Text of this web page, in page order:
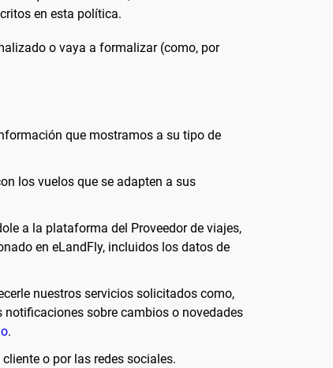
en esta política.
o vaya a formalizar (como, por
que mostramos a su tipo de
los vuelos que se adapten a sus
a la plataforma del Proveedor de viajes,
en eLandFly, incluidos los datos de
nuestros servicios solicitados como,
sobre cambios o novedades
.
o por las redes sociales.